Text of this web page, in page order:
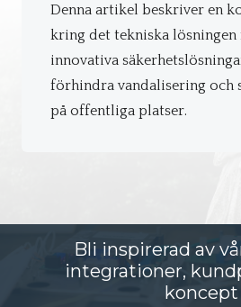
Denna artikel beskriver en
kring det tekniska
innovativa
förhindra vandalisering och
på offentliga platser.
Bli inspirerad av
integrationer,
koncept